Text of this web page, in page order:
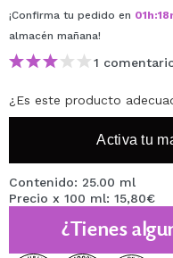
¡Confirma tu pedido en 01h:18
almacén mañana!
1
¿Es este producto
Activa tu
Contenido: 25.00 ml
Precio x 100 ml: 15,80€
¿Tienes